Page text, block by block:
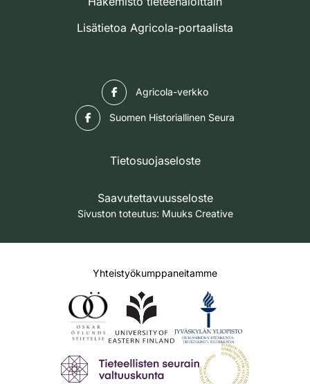
Lisätietoa Agricola-portaalista
Agricola-verkko
Suomen Historiallinen Seura
Tietosuojaseloste
Saavutettavuusseloste
Sivuston toteutus: Muuks Creative
Yhteistyökumppaneitamme